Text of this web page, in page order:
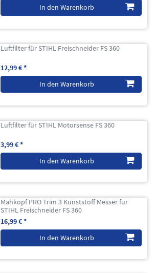
In den Warenkorb
Luftfilter für STIHL Freischneider FS 360
12,99 € *
In den Warenkorb
Luftfilter für STIHL Motorsense FS 360
3,99 € *
In den Warenkorb
Mähkopf PRO Trim 3 Kunststoff Messer für
STIHL Freischneider FS 360
16,99 € *
In den Warenkorb